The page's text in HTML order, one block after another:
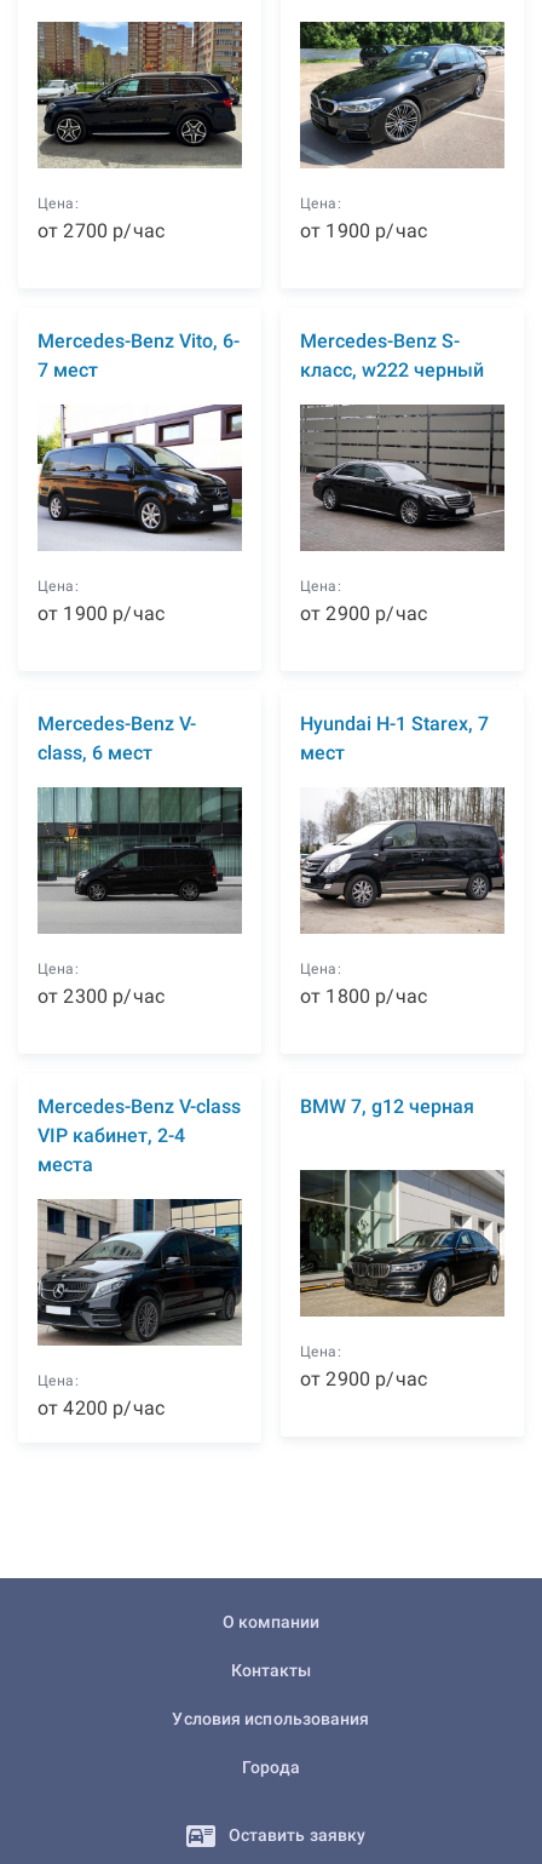
Цена:
от2700 р/час
Цена:
от 1900 р/час
Mercedes-Benz Vito, 6-
7 мест
Цена:
от 1900 р/час
Mercedes-Benz S-
класс, w222 черный
Цена:
от2900 р/час
Mercedes-Benz V-
class, 6 мест
Цена:
от2300 р/час
Hyundai H-1 Starex, 7
мест
Цена:
от 1800 р/час
Mercedes-Benz V-class
VIP кабинет, 2-4
места
Цена:
от4200 р/час
BMW 7, g12 черная
Цена:
от2900 р/час
О компании
Контакты
Условия использования
Города
Оставить заявку